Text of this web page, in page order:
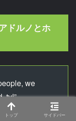
ドルノとホ
we
tv!”
まった以上、
トップ サイドバー